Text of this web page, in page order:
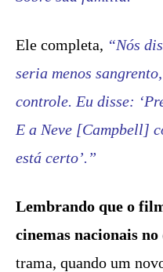
Ele completa, “Nós
seria menos
controle. Eu disse:
E a Neve [Campbell]
está certo’.”
Lembrando que o
cinemas nacionais
trama, quando um